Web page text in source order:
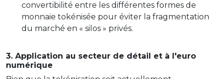
convertibilité entre les différentes formes de
monnaie tokénisée pour éviter la fragmentation
du marché en « silos » privés.
3. Application au secteur de détail et à l'euro
numérique